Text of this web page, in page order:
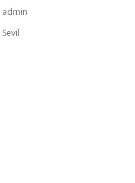
admin
Sevil